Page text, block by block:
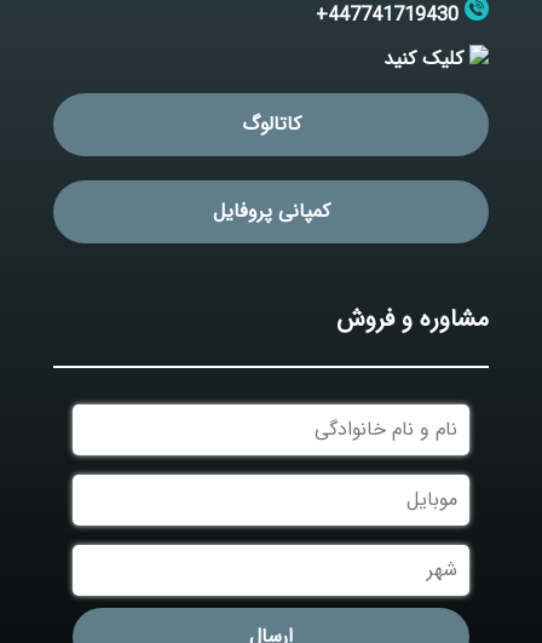
447741719430+
کلیک کنید
کاتالوگ
کمپانی پروفایل
مشاوره و فروش
نام
و
نام
خانوادگی
موبایل
شهر